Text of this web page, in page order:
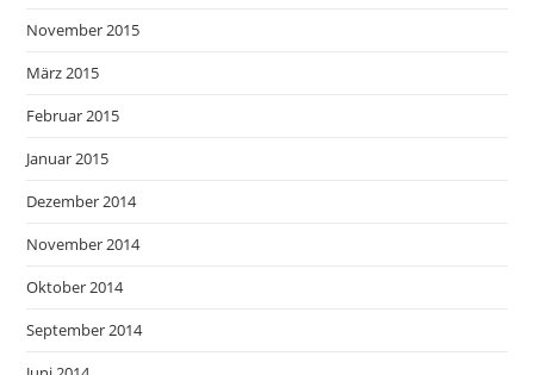
November 2015
März 2015
Februar 2015
Januar 2015
Dezember 2014
November 2014
Oktober 2014
September 2014